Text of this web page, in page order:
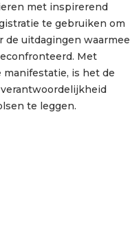
met inspirerend
te gebruiken om
uitdagingen waarmee
Met
is het de
te leggen.